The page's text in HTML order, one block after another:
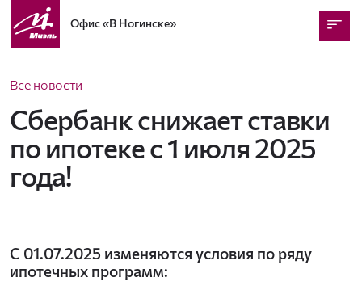
Офис«В Ногинске»
Все новости
Сбербанк снижает ставки
по ипотеке с 1 июля 2025
года!
С 01.07.2025 изменяются условия по ряду
ипотечных программ: